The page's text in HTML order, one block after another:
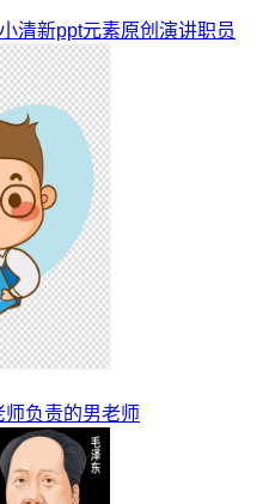
清新ppt元素原创演讲职员
负责的男老师